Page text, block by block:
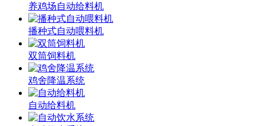
养鸡场自动给料机
播种式自动喂料机
双筒饲料机
鸡舍降温系统
自动给料机